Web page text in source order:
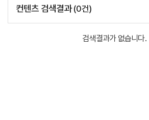
컨텐츠 검색결과(0건)
검색결과가 없습니다.